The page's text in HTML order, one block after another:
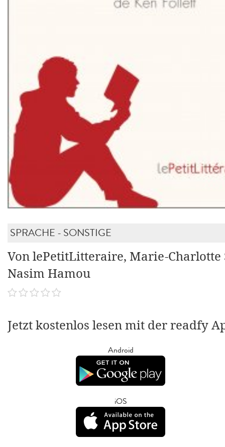
SPRACHE - SONSTIGE
Von lePetitLitteraire, Marie-Charlotte
Nasim Hamou
Jetzt kostenlos lesen mit der readfy
Android
iOS